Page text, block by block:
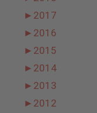
► 2017
► 2016
► 2015
► 2014
► 2013
► 2012